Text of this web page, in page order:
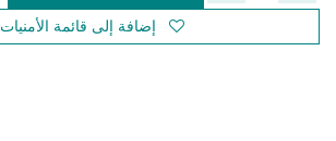
إضافة إلى قائمة الأمنيات